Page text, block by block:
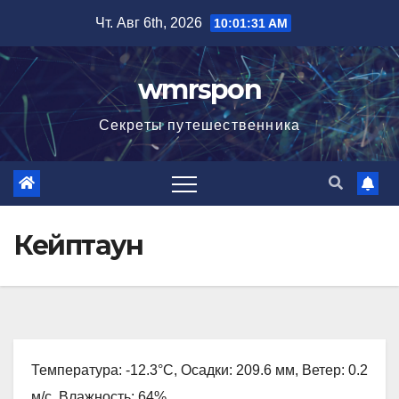
содержимому
Чт. Авг 6th, 2026 10:01:32 AM
wmrspon
Секреты путешественника
Кейптаун
Температура: -12.3°C, Осадки: 209.6 мм, Ветер: 0.2